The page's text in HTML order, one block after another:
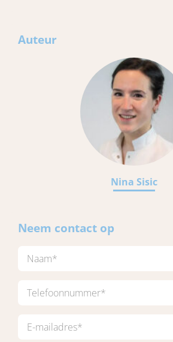
Auteur
Nina Sisic
Neem contact op